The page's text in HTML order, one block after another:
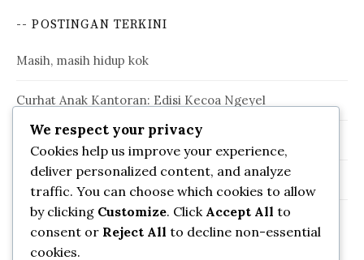
-- POSTINGAN TERKINI
Masih, masih hidup kok
Curhat Anak Kantoran: Edisi Kecoa Ngeyel
Kelinci oh Kelinci ……..
Pertempuran Episode “Niat Bangun Pagi”
Pengorbanan Sang Dokter
We respect your privacy
Cookies help us improve your experience,
deliver personalized content, and analyze
traffic. You can choose which cookies to allow
by clicking Customize. Click Accept All to
consent or Reject All to decline non-essential
cookies.